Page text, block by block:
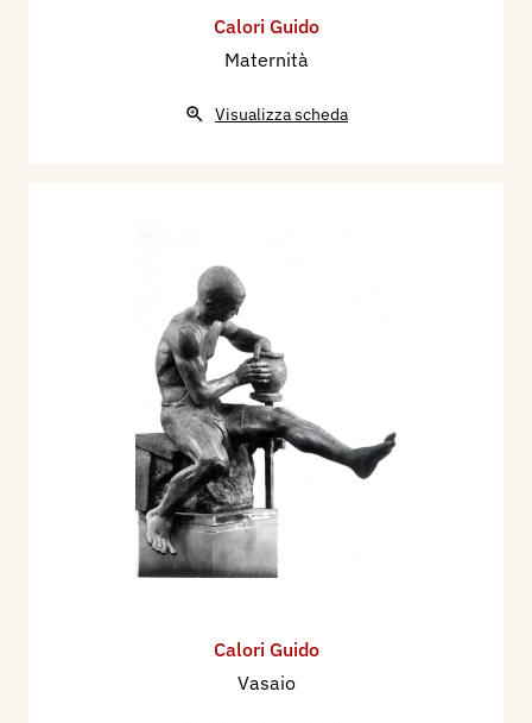
Calori Guido
Maternità
Visualizza scheda
Calori Guido
Vasaio